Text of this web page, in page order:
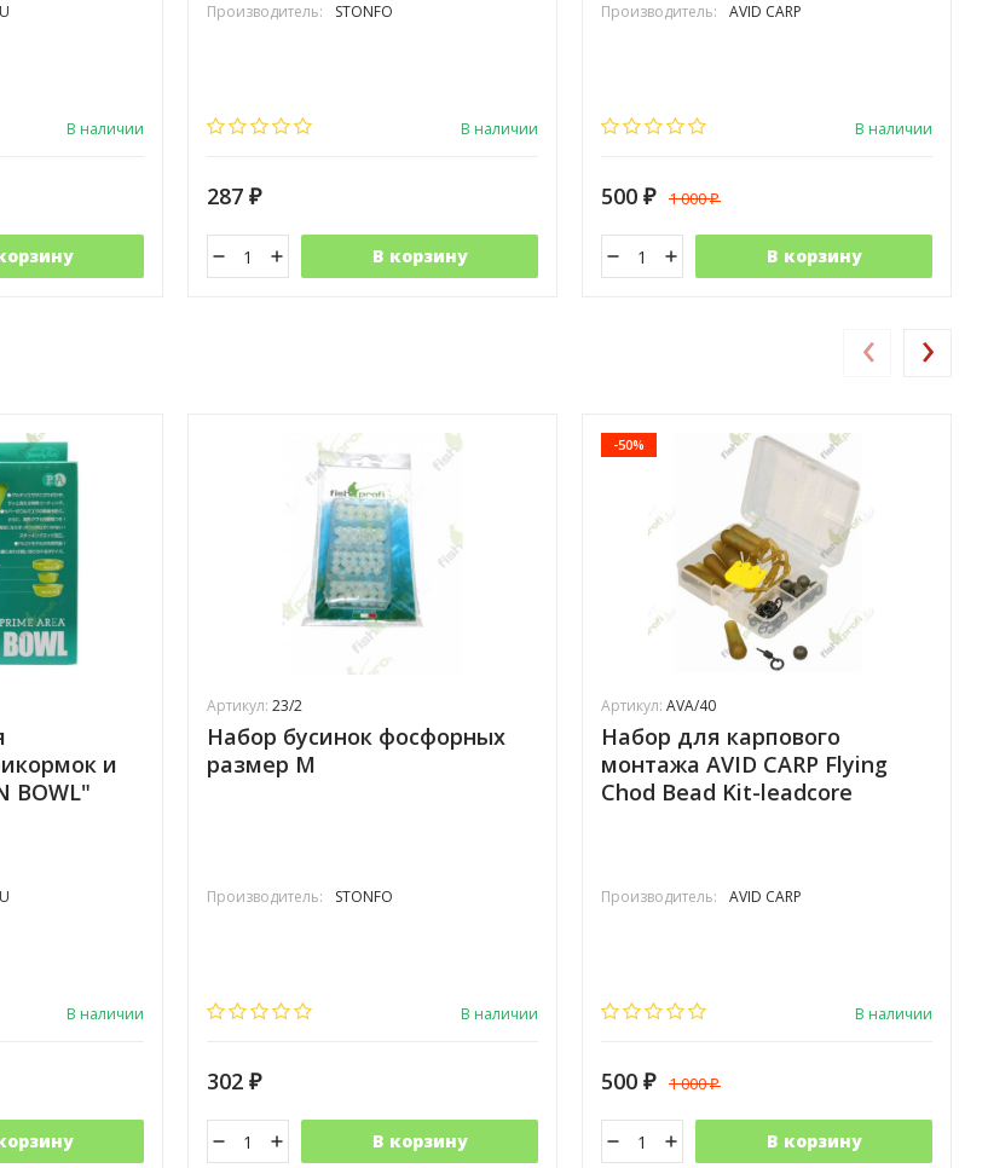
В наличии
Производитель: STONFO
В наличии
287 ₽
В корзину
Производитель: AVID CARP
В наличии
500 ₽ 1 000₽
В корзину
и
BOWL"
В наличии
Артикул: 23/2
Набор бусинок фосфорных
размер M
Производитель: STONFO
В наличии
302 ₽
В корзину
-50%
Артикул: AVA/40
Набор для карпового
монтажа AVID CARP Flying
Chod Bead Kit-leadcore
Производитель: AVID CARP
В наличии
500 ₽ 1 000₽
В корзину
‹ ›